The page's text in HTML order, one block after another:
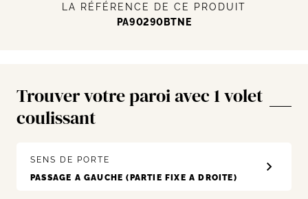
LA RÉFÉRENCE DE CE PRODUIT
PA90290BTNE
Trouver votre paroi avec 1 volet
coulissant
SENS DE PORTE